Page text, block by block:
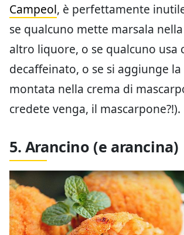
Campeol, è perfettamente
se qualcuno mette marsala
altro liquore, o se qualcuno usa
decaffeinato, o se si aggiunge
montata nella crema di
credete venga, il mascarpone?!).
5. Arancino (e arancina)